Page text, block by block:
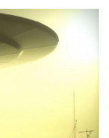
بهداشت
بیماری و درمان
کودک و مادر